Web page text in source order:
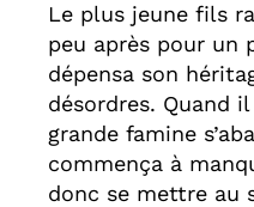
Le plus jeune fils
peu après pour un
dépensa son
désordres. Quand
grande famine
commença à
donc se mettre au